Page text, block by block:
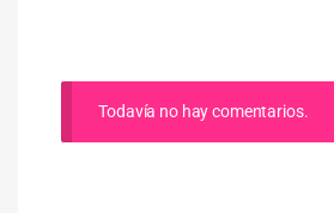
Todavía no hay comentarios.